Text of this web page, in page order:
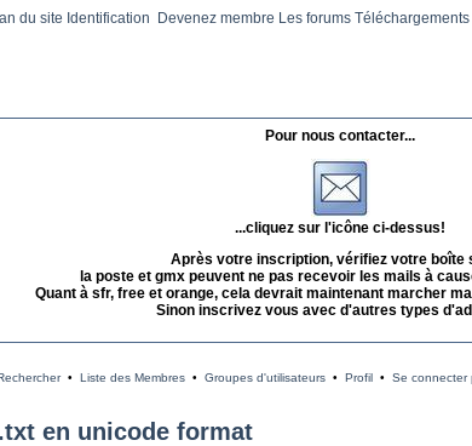
du site Identification Devenez membre Les forums Téléchargements
Pour nous contacter...
...cliquez sur l'icône ci-dessus!
Après votre inscription, vérifiez votre boîte
la poste et gmx peuvent ne pas recevoir les mails à
Quant à sfr, free et orange, cela devrait maintenant marcher
Sinon inscrivez vous avec d'autres types
• Liste des Membres• Groupes d'utilisateurs• Profil• Se connecter
en unicode format